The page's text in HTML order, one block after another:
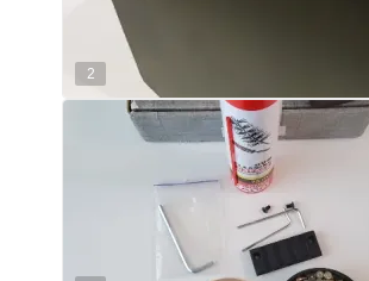
2